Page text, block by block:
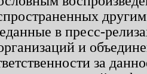
в пресс-
и
за